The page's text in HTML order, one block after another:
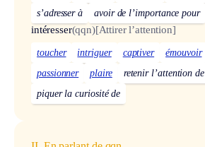
s’adresser à
avoir de l’importance pour
intéresser(qqn)[Attirer l’attention]
toucher intriguer captiver émouvoir
passionner
plaire
retenir l’attention de
piquer la curiosité de